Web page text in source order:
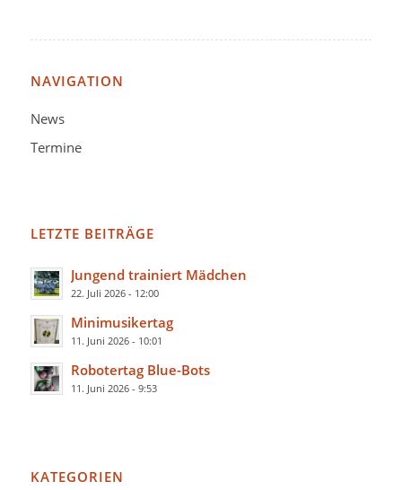
NAVIGATION
News
Termine
LETZTE BEITRÄGE
Jungend trainiert Mädchen
22. Juli 2026 - 12:00
Minimusikertag
11. Juni 2026 - 10:01
Robotertag Blue-Bots
11. Juni 2026 - 9:53
KATEGORIEN